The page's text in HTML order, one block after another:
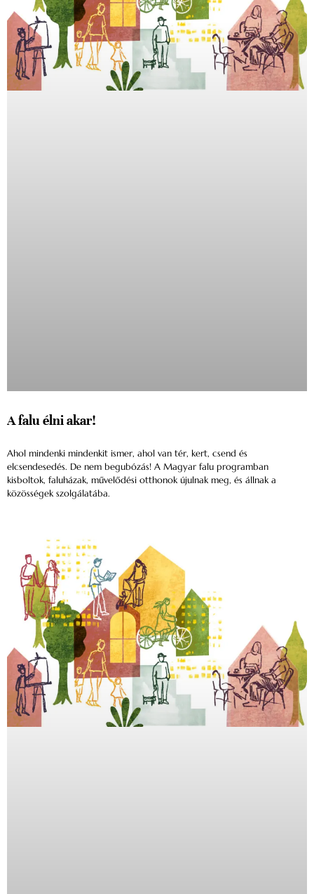
A falu élni akar!
Ahol mindenki mindenkit ismer, ahol van tér, kert, csend és
elcsendesedés. De nem begubózás! A Magyar falu programban
kisboltok, faluházak, művelődési otthonok újulnak meg, és állnak a
közösségek szolgálatába.